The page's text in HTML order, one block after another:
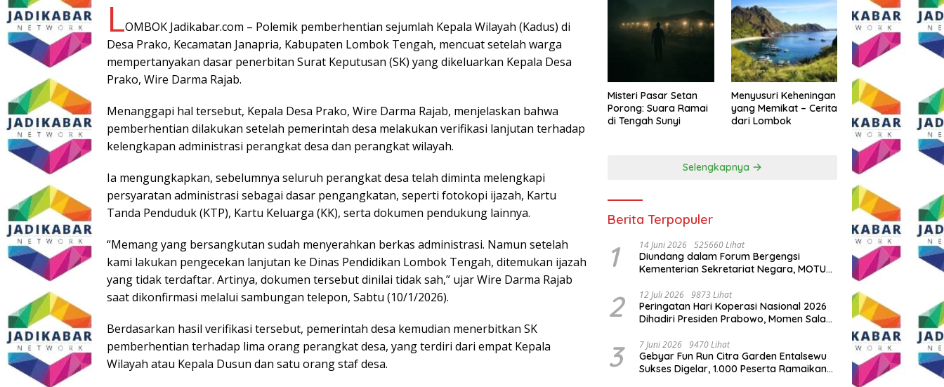
LOMBOK Jadikabar.com – Polemik pemberhentian sejumlah Kepala Wilayah (Kadus) di
Desa Prako, Kecamatan Janapria, Kabupaten Lombok Tengah, mencuat setelah warga
mempertanyakan dasar penerbitan Surat Keputusan (SK) yang dikeluarkan Kepala Desa
Prako, Wire Darma Rajab.
Menanggapi hal tersebut, Kepala Desa Prako, Wire Darma Rajab, menjelaskan bahwa
pemberhentian dilakukan setelah pemerintah desa melakukan verifikasi lanjutan terhadap
kelengkapan administrasi perangkat desa dan perangkat wilayah.
Ia mengungkapkan, sebelumnya seluruh perangkat desa telah diminta melengkapi
persyaratan administrasi sebagai dasar pengangkatan, seperti fotokopi ijazah, Kartu
Tanda Penduduk (KTP), Kartu Keluarga (KK), serta dokumen pendukung lainnya.
“Memang yang bersangkutan sudah menyerahkan berkas administrasi. Namun setelah
kami lakukan pengecekan lanjutan ke Dinas Pendidikan Lombok Tengah, ditemukan ijazah
yang tidak terdaftar. Artinya, dokumen tersebut dinilai tidak sah,” ujar Wire Darma Rajab
saat dikonfirmasi melalui sambungan telepon, Sabtu (10/1/2026).
Berdasarkan hasil verifikasi tersebut, pemerintah desa kemudian menerbitkan SK
pemberhentian terhadap lima orang perangkat desa, yang terdiri dari empat Kepala
Wilayah atau Kepala Dusun dan satu orang staf desa.
Misteri Pasar Setan
Porong: Suara Ramai
di Tengah Sunyi
Menyusuri Keheningan
yang Memikat – Cerita
dari Lombok
Selengkapnya
Berita Terpopuler
1 14 Juni 2026 525660 Lihat
Diundang dalam Forum Bergengsi
Kementerian Sekretariat Negara, MOTU
Indonesia
2 12 Juli 2026 9873 Lihat
Peringatan Hari Koperasi Nasional 2026
Dihadiri Presiden Prabowo, Momen Salam
3 7 Juni 2026 9470 Lihat
Gebyar Fun Run Citra Garden Entalsewu
Sukses Digelar, 1.000 Peserta Ramaikan